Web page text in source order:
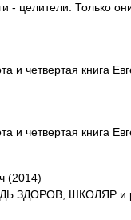
целители. Только
и четвертая книга
и четвертая книга
(2014)
ЗДОРОВ, ШКОЛЯР и